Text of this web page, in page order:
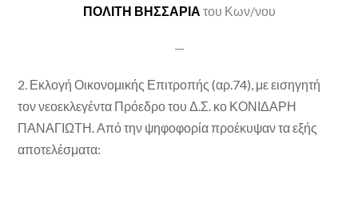
ΠΟΛΙΤΗ ΒΗΣΣΑΡΙΑ του Κων/νου
—
2. Εκλογή Οικονομικής Επιτροπής (αρ.74), με εισηγητή
τον νεοεκλεγέντα Πρόεδρο του Δ.Σ. κο ΚΟΝΙΔΑΡΗ
ΠΑΝΑΓΙΩΤΗ.Από την ψηφοφορία προέκυψαν τα εξής
αποτελέσματα: